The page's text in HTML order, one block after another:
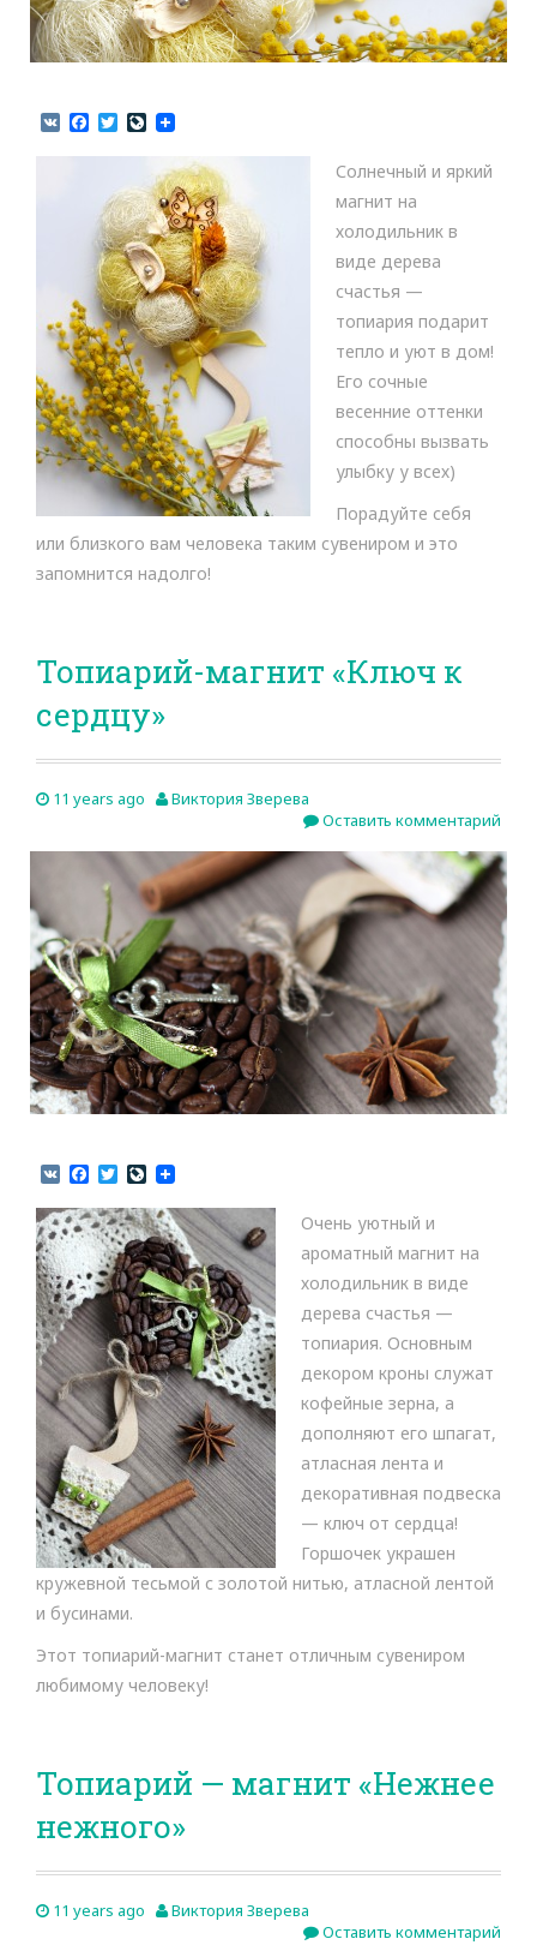
V
c
o
o
T
i
t
e
r
L
e
J
o
u
r
n
a
l
Солнечный и яркий
магнит на
холодильник в
виде дерева
счастья —
топиария подарит
тепло и уют в дом!
Его сочные
весенние оттенки
способны вызвать
улыбку у всех)
Порадуйте себя
или близкого вам человека таким сувениром и это
запомнится надолго!
Топиарий-магнит «Ключ к
сердцу»
11 years ago
Виктория Зверева
Оставить комментарий
V
c
e
b
o
o
k
T
i
t
t
e
r
L
v
e
J
o
u
r
n
a
l
Очень уютный и
ароматный магнит на
холодильник в виде
дерева счастья —
топиария. Основным
декором кроны служат
кофейные зерна, а
дополняют его шпагат,
атласная лента и
декоративная подвеска
— ключ от сердца!
Горшочек украшен
кружевной тесьмой с золотой нитью, атласной лентой
и бусинами.
Этот топиарий-магнит станет отличным сувениром
любимому человеку!
Топиарий — магнит «Нежнее
нежного»
11 years ago
Виктория Зверева
Оставить комментарий